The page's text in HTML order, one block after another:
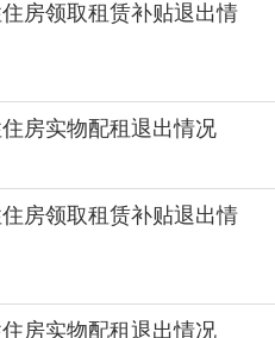
房领取租赁补贴退出情
房实物配租退出情况
房领取租赁补贴退出情
房实物配租退出情况